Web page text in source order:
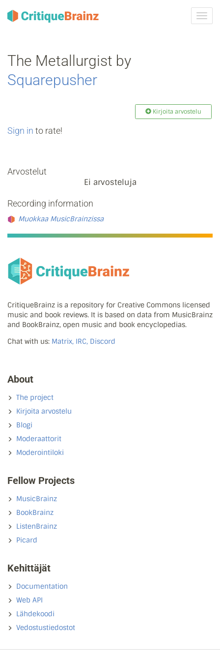
The Metallurgist by
Squarepusher
Kirjoita arvostelu
Sign in to rate!
Arvostelut
Ei arvosteluja
Recording information
Muokkaa MusicBrainzissa
CritiqueBrainz is a repository for Creative Commons licensed
music and book reviews. It is based on data from MusicBrainz
and BookBrainz, open music and book encyclopedias.
Chat with us: Matrix, IRC, Discord
About
The project
Kirjoita arvostelu
Blogi
Moderaattorit
Moderointiloki
Fellow Projects
MusicBrainz
BookBrainz
ListenBrainz
Picard
Kehittäjät
Documentation
Web API
Lähdekoodi
Vedostustiedostot